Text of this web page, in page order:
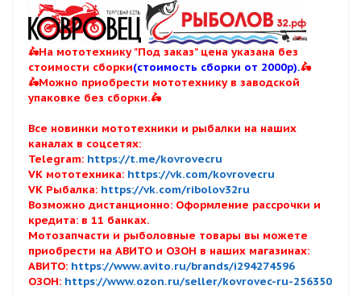
🛵На мототехнику "Под заказ" цена указана без
стоимости сборки(стоимость сборки от 2000р).🛵
🛵Можно приобрести мототехнику в заводской
упаковке без сборки.🛵
Все новинки мототехники и рыбалки на наших
каналах в соцсетях:
Telegram: https://t.me/kovrovecru
VK мототехника: https://vk.com/kovrovecru
VK Рыбалка: https://vk.com/ribolov32ru
Возможно дистанционно: Оформление рассрочки и
кредита: в 11 банках.
Мотозапчасти и рыболовные товары вы можете
приобрести на АВИТО и ОЗОН в наших магазинах:
АВИТО: https://www.avito.ru/brands/i294274596
ОЗОН: https://www.ozon.ru/seller/kovrovec-ru-256350